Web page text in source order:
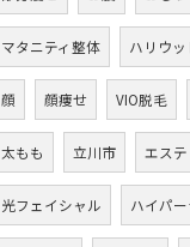
マタニティ整体 ハリウ
顔 顔痩せ VIO脱毛
太もも 立川市 エステ
光フェイシャル ハイパ